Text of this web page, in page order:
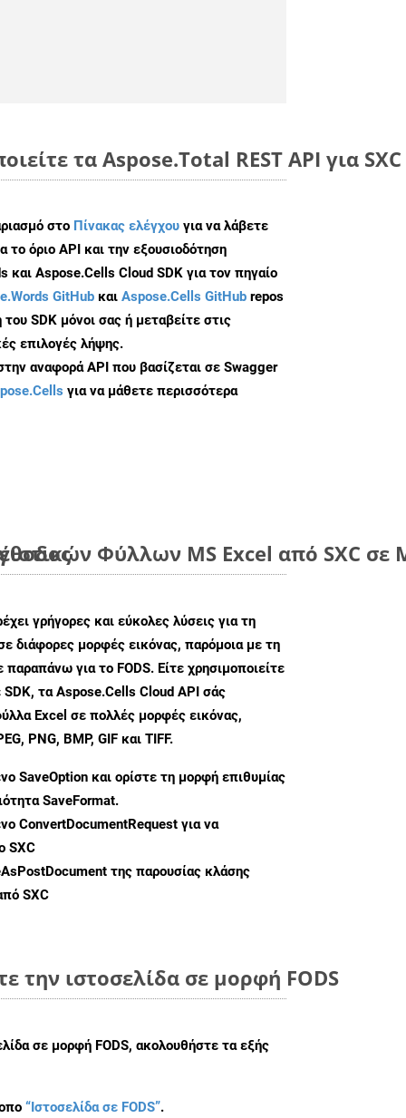
τα Aspose.Total REST API για
στο Πίνακας ελέγχου για να λάβετε
το όριο API και την εξουσιοδότηση
Aspose.Cells Cloud SDK για τον πηγαίο
GitHub και Aspose.Cells GitHub repos
SDK μόνοι σας ή μεταβείτε στις
επιλογές λήψης.
αναφορά API που βασίζεται σε Swagger
για να μάθετε περισσότερα
Φύλλων MS Excel από SXC
γρήγορες και εύκολες λύσεις για τη
διάφορες μορφές εικόνας, παρόμοια με τη
για το FODS. Είτε χρησιμοποιείτε
SDK, τα Aspose.Cells Cloud API σάς
Excel σε πολλές μορφές εικόνας,
PNG, BMP, GIF και TIFF.
SaveOption και ορίστε τη μορφή επιθυμίας
SaveFormat.
ConvertDocumentRequest για να
SXC
της παρουσίας κλάσης
SXC
την ιστοσελίδα σε μορφή FODS
σε μορφή FODS, ακολουθήστε τα εξής
“Ιστοσελίδα σε FODS”.